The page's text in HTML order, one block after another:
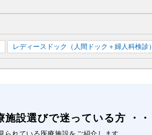
レディースドック（人間ドック＋婦人科検診）
施設選びで迷っている方
られている医療施設をご紹介します。